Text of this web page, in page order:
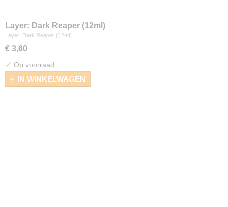
Layer: Dark Reaper (12ml)
Layer: Dark Reaper (12ml)
€ 3,60
✓ Op voorraad
IN WINKELWAGEN